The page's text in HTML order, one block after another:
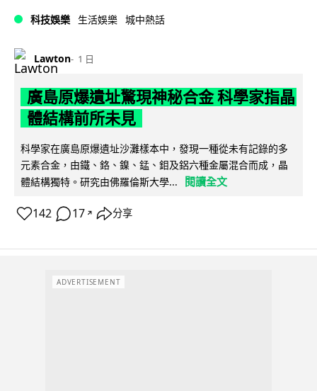
科技娛樂 生活娛樂 城中熱話
Lawton 1 日
廣島原爆遺址驚現神秘合金 科學家指晶
體結構前所未見
科學家在廣島原爆遺址沙灘樣本中，發現一種從未有記錄的多
元素合金，由鐵、鉻、鎳、錳、鉬及鋁六種金屬混合而成，晶
體結構獨特。研究由佛羅倫斯大學...
閱讀全文
142 17 ↗ 分享
ADVERTISEMENT